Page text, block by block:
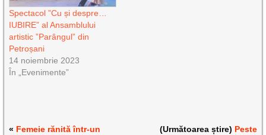
Spectacol ”Cu și despre…
IUBIRE” al Ansamblului
artistic ”Parângul” din
Petroșani
14 noiembrie 2023
În „Evenimente”
« Femeie rănită într-un (Următoarea știre) Peste